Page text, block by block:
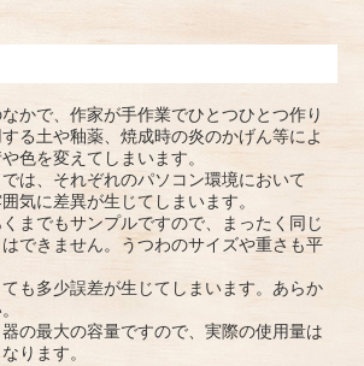
かで、作家が手作業でひとつひとつ作り
る土や釉薬、焼成時の炎のかげん等によ
色を変えてしまいます。
は、それぞれのパソコン環境において
気に差異が生じてしまいます。
までもサンプルですので、まったく同じ
できません。うつわのサイズや重さも平
も多少誤差が生じてしまいます。あらか
の最大の容量ですので、実際の使用量は
ります。